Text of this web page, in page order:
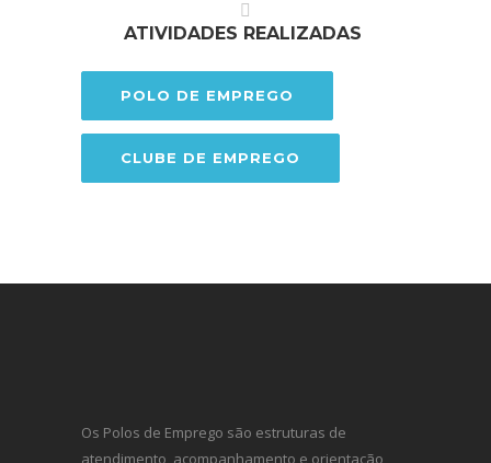
ATIVIDADES REALIZADAS
POLO DE EMPREGO
CLUBE DE EMPREGO
Os Polos de Emprego são estruturas de
atendimento, acompanhamento e orientação